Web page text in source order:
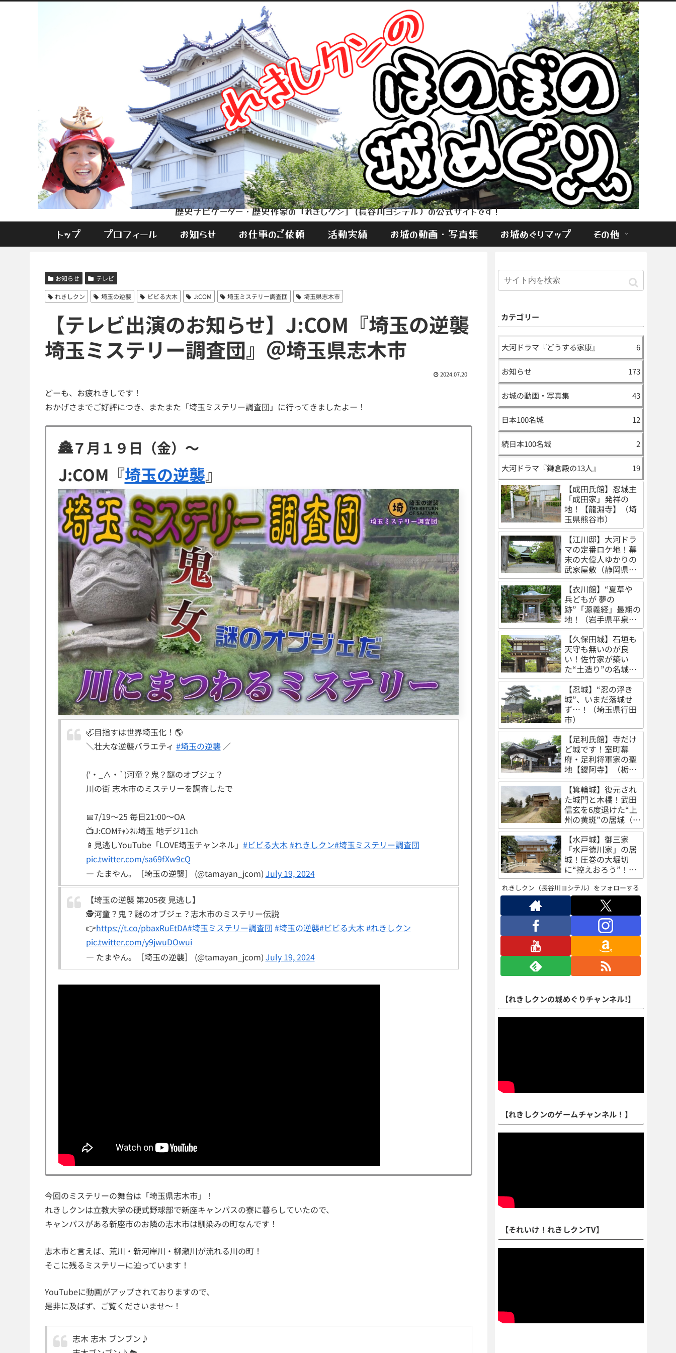
歴史ナビゲーター・歴史作家の「れきしクン」(長谷川ヨシテル）の公式サイトです！
トップ プロフィール お知らせ お仕事のご依頼 活動実績 お城の動画・写真集 お城めぐりマップ その他
お知らせ テレビ
れきしクン 埼玉の逆襲 ビビる大木 J:COM 埼玉ミステリー調査団 埼玉県志木市
【テレビ出演のお知らせ】J:COM『埼玉の逆襲
埼玉ミステリー調査団』＠埼玉県志木市
2024.07.20
どーも、お疲れきしです！
おかげさまでご好評につき、またまた「埼玉ミステリー調査団」に行ってきましたよー！
🏯７月１９日（金）〜
J:COM『埼玉の逆襲』
🦏目指すは世界埼玉化！🌎
＼壮大な逆襲バラエティ #埼玉の逆襲／
(′・_∧・`)河童？鬼？謎のオブジェ？
川の街 志木市のミステリーを調査したで
📅7/19～25 毎日21:00～OA
📺J:COMﾁｬﾝﾈﾙ埼玉 地デジ11ch
📱見逃しYouTube「LOVE埼玉チャンネル」 #ビビる大木#れきしクン#埼玉ミステリー調査団
pic.twitter.com/sa69fXw9cQ
— たまやん。［埼玉の逆襲］ (@tamayan_jcom) July 19, 2024
【埼玉の逆襲 第205夜 見逃し】
🕵河童？鬼？謎のオブジェ？志木市のミステリー伝説
👉https://t.co/pbaxRuEtDA#埼玉ミステリー調査団 #埼玉の逆襲#ビビる大木#れきしクン
pic.twitter.com/y9jwuDOwui
— たまやん。［埼玉の逆襲］ (@tamayan_jcom) July 19, 2024
今回のミステリーの舞台は「埼玉県志木市」！
れきしクンは立教大学の硬式野球部で新座キャンパスの寮に暮らしていたので、
キャンパスがある新座市のお隣の志木市は馴染みの町なんです！
志木市と言えば、荒川・新河岸川・柳瀬川が流れる川の町！
そこに残るミステリーに迫っています！
YouTubeに動画がアップされておりますので、
是非に及ばず、ご覧くださいませ〜！
志木 志木 ブンブン♪
カテゴリー
大河ドラマ『どうする家康』 6
お知らせ 173
お城の動画・写真集 43
日本100名城 12
続日本100名城 2
大河ドラマ『鎌倉殿の13人』 19
【成田氏館】忍城主
「成田家」発祥の
地！【龍淵寺】（埼
玉県熊谷市）
【江川邸】大河ドラ
マの定番ロケ地！幕
末の大偉人ゆかりの
武家屋敷（静岡県伊
豆の国市）
【衣川館】“夏草や
兵どもが 夢の
跡”「源義経」最期の
地！（岩手県平泉
町）
【久保田城】石垣も
天守も無いのが良
い！佐竹家が築い
た“土造り”の名城
（秋田県秋田市）
【忍城】“忍の浮き
城”、いまだ落城せ
ず…！（埼玉県行田
市）
【足利氏館】寺だけ
ど城です！室町幕
府・足利将軍家の聖
地【鑁阿寺】（栃木
県足利市）
【箕輪城】復元され
た城門と木橋！武田
信玄を6度退けた“上
州の黄斑”の居城（群
馬県高崎市）
【水戸城】御三家
「水戸徳川家」の居
城！圧巻の大堀切
に“控えおろう”！
（茨城県水戸市）
れきしクン（長谷川ヨシテル）をフォローする
【れきしクンの城めぐりチャンネル!】
【れきしクンのゲームチャンネル！】
【それいけ！れきしクンTV】